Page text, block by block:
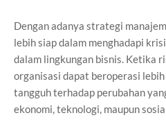
Dengan adanya strategi
lebih siap dalam menghadapi
dalam lingkungan bisnis. Ketika
organisasi dapat beroperasi
tangguh terhadap perubahan
ekonomi, teknologi, maupun